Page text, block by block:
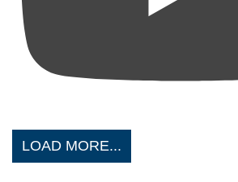
LOAD MORE...